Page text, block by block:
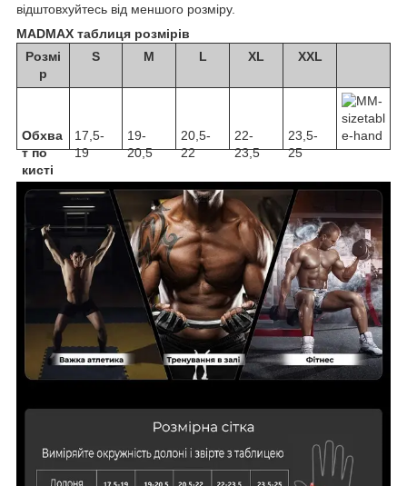
відштовхуйтесь від меншого розміру.
MADMAX таблиця розмірів
Розмі
р
S M L XL XXL
Обхва
т по
кисті
17,5-
19
19-
20,5
20,5-
22
22-
23,5
23,5-
25